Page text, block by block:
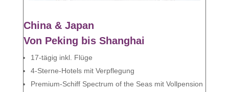
China & Japan
Von Peking bis Shanghai
17-tägig inkl. Flüge
4-Sterne-Hotels mit Verpflegung
Premium-Schiff Spectrum of the Seas mit Vollpension